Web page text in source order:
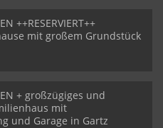
++RESERVIERT++
mit großem Grundstück
+ großzügiges und
mit
und Garage in Gartz